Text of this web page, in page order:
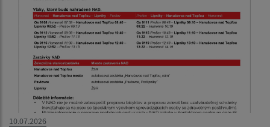
10.07.2026